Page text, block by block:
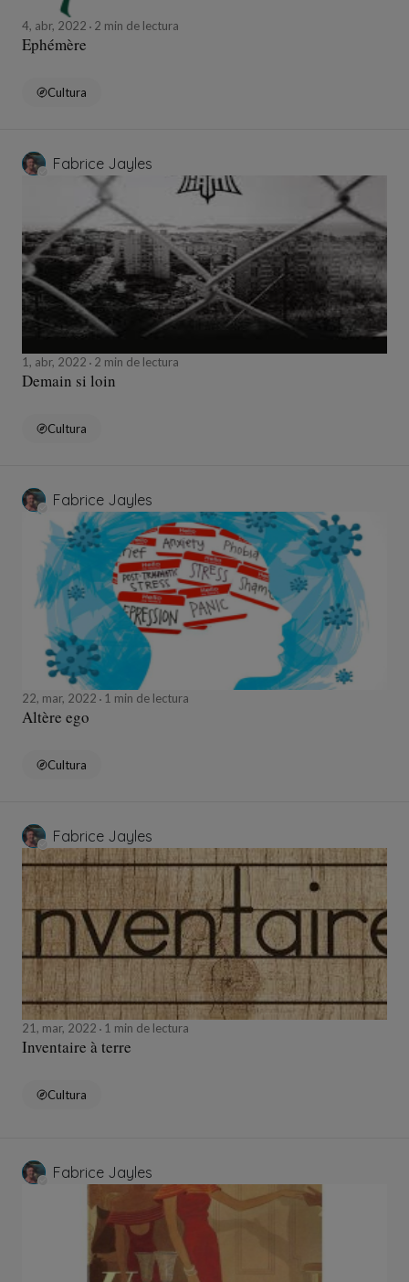
4, abr, 2022 2 min de lectura
Ephémère
Cultura
Fabrice Jayles
1, abr, 2022 2 min de lectura
Demain si loin
Cultura
Fabrice Jayles
22, mar, 2022 1 min de lectura
Altère ego
Cultura
Fabrice Jayles
21, mar, 2022 1 min de lectura
Inventaire à terre
Cultura
Fabrice Jayles